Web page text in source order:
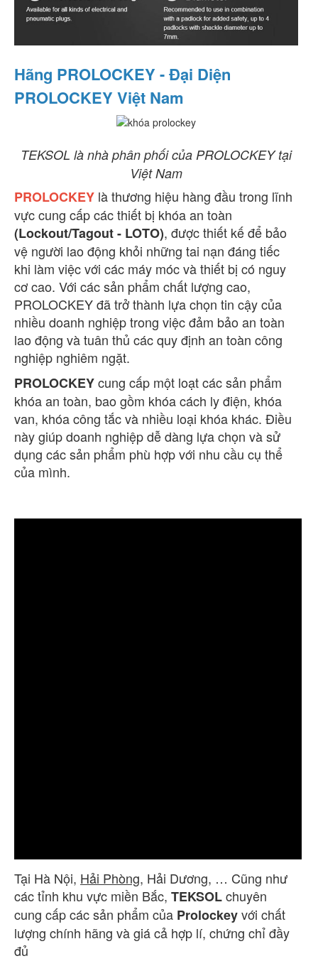
Hãng PROLOCKEY - Đại Diện
PROLOCKEY Việt Nam
TEKSOL là nhà phân phối của PROLOCKEY tại
Việt Nam
PROLOCKEY là thương hiệu hàng đầu trong lĩnh
vực cung cấp các thiết bị khóa an toàn
(Lockout/Tagout - LOTO), được thiết kế để bảo
vệ người lao động khỏi những tai nạn đáng tiếc
khi làm việc với các máy móc và thiết bị có nguy
cơ cao. Với các sản phẩm chất lượng cao,
PROLOCKEY đã trở thành lựa chọn tin cậy của
nhiều doanh nghiệp trong việc đảm bảo an toàn
lao động và tuân thủ các quy định an toàn công
nghiệp nghiêm ngặt.
PROLOCKEYcung cấp một loạt các sản phẩm
khóa an toàn, bao gồm khóa cách ly điện, khóa
van, khóa công tắc và nhiều loại khóa khác. Điều
này giúp doanh nghiệp dễ dàng lựa chọn và sử
dụng các sản phẩm phù hợp với nhu cầu cụ thể
của mình.
Tại Hà Nội, Hải Phòng, Hải Dương, … Cũng như
các tỉnh khu vực miền Bắc, TEKSOLchuyên
cung cấp các sản phẩm của Prolockeyvới chất
lượng chính hãng và giá cả hợp lí, chứng chỉ đầy
đủ